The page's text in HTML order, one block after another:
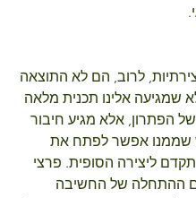
לרוב, הם לא התוצאה
שמגיעה אלינו תכנית מלאה
הפתרון, אלא מגיע חיבור
שממנו אפשר לפתח את
ליצירה הסופית. פרצי
ההתחלה של החשיבה